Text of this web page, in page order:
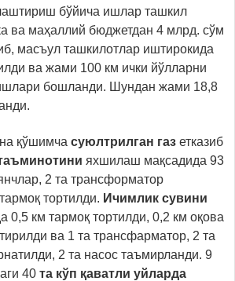
бўйича ишлар ташкил
ва маҳаллий бюджетдан 4 млрд. сўм
масъул ташкилотлар иштирокида
ва жами 100 км ички йўлларни
бошланди. Шундан жами 18,8
қўшимча суюлтрилган газ етказиб
ни яхшилаш мақсадида 93
2 та трансформатор
тортилди. Ичимлик сувини
0,5 км тармоқ тортилди, 0,2 км оқова
ва 1 та трансфарматор, 2 та
2 та насос таъмирланди. 9
40 та кўп қаватли уйларда